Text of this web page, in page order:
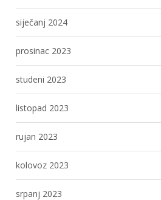
siječanj 2024
prosinac 2023
studeni 2023
listopad 2023
rujan 2023
kolovoz 2023
srpanj 2023